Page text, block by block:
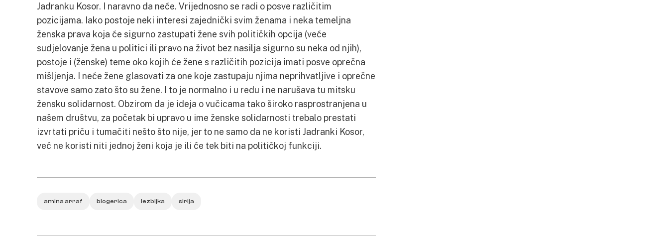
Jadranku Kosor. I naravno da neće. Vrijednosno se radi o posve različitim
pozicijama. Iako postoje neki interesi zajednički svim ženama i neka temeljna
ženska prava koja će sigurno zastupati žene svih političkih opcija (veće
sudjelovanje žena u politici ili pravo na život bez nasilja sigurno su neka od njih),
postoje i (ženske) teme oko kojih će žene s različitih pozicija imati posve oprečna
mišljenja. I neće žene glasovati za one koje zastupaju njima neprihvatljive i oprečne
stavove samo zato što su žene. I to je normalno i u redu i ne narušava tu mitsku
žensku solidarnost. Obzirom da je ideja o vučicama tako široko rasprostranjena u
našem društvu, za početak bi upravo u ime ženske solidarnosti trebalo prestati
izvrtati priču i tumačiti nešto što nije, jer to ne samo da ne koristi Jadranki Kosor,
već ne koristi niti jednoj ženi koja je ili će tek biti na političkoj funkciji.
amina arraf blogerica lezbijka sirija